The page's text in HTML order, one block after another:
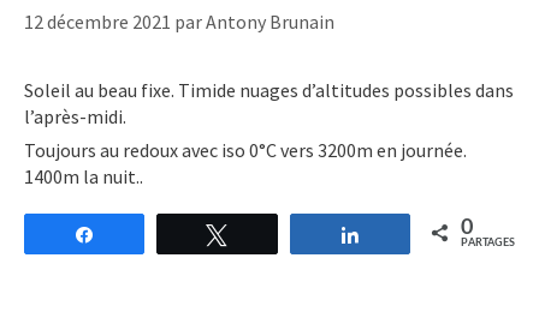
12 décembre 2021 parAntony Brunain
Soleil au beau fixe. Timide nuages d’altitudes possibles dans
l’après-midi.
Toujours au redoux avec iso 0°C vers 3200m en journée.
1400m la nuit..
Partagez 0
PARTAGES